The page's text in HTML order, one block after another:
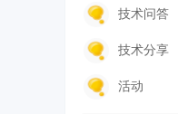
坛 技术问答
技术分享
活动